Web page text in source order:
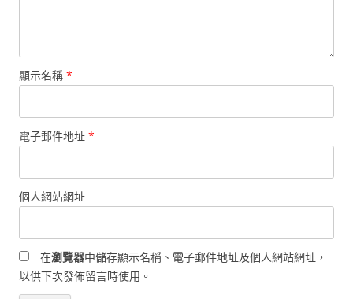
顯示名稱 *
電子郵件地址 *
個人網站網址
在瀏覽器中儲存顯示名稱、電子郵件地址及個人網站網址，
以供下次發佈留言時使用。